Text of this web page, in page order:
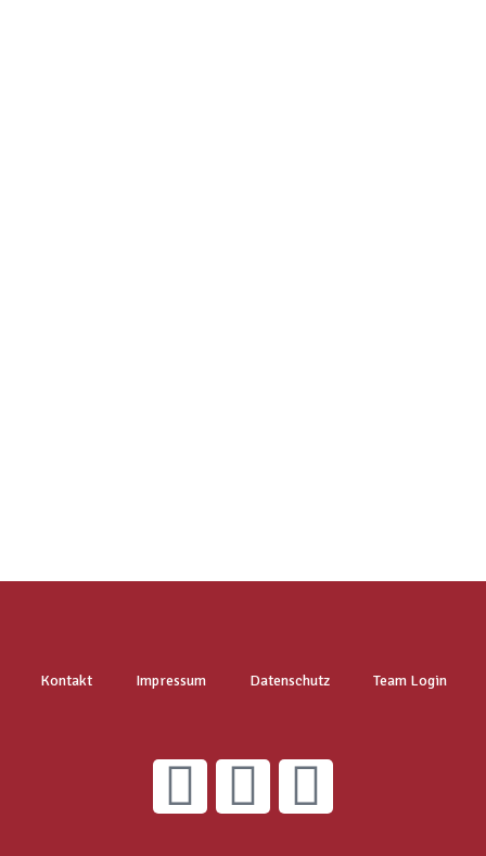
Kontakt Impressum Datenschutz Team Login